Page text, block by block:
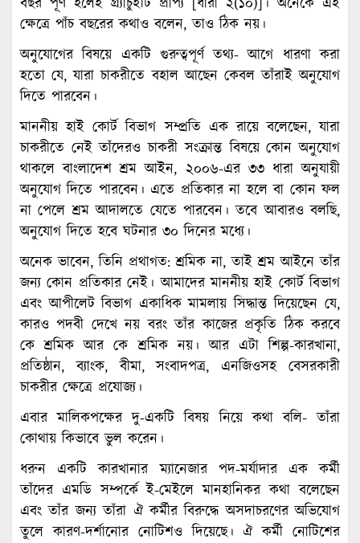
ক্ষেত্রে পাঁচ বছরের কথাও বলেন, তাও ঠিক নয়।
অনুযোগের বিষয়ে একটি গুরুত্বপূর্ণ তথ্য- আগে ধারণা করা
হতো যে, যারা চাকরীতে বহাল আছেন কেবল তাঁরাই অনুযোগ
দিতে পারবেন।
মাননীয় হাই কোর্ট বিভাগ সম্প্রতি এক রায়ে বলেছেন, যারা
চাকরীতে নেই তাঁদেরও চাকরী সংক্রান্ত বিষয়ে কোন অনুযোগ
থাকলে বাংলাদেশ শ্রম আইন, ২০০৬-এর ৩৩ ধারা অনুযায়ী
অনুযোগ দিতে পারবেন। এতে প্রতিকার না হলে বা কোন ফল
না পেলে শ্রম আদালতে যেতে পারবেন। তবে আবারও বলছি,
অনুযোগ দিতে হবে ঘটনার ৩০ দিনের মধ্যে।
অনেক ভাবেন, তিনি প্রথাগত: শ্রমিক না, তাই শ্রম আইনে তাঁর
জন্য কোন প্রতিকার নেই। আমাদের মাননীয় হাই কোর্ট বিভাগ
এবং আপীলেট বিভাগ একাধিক মামলায় সিদ্ধান্ত দিয়েছেন যে,
কারও পদবী দেখে নয় বরং তাঁর কাজের প্রকৃতি ঠিক করবে
কে শ্রমিক আর কে শ্রমিক নয়। আর এটা শিল্প-কারখানা,
প্রতিষ্ঠান, ব্যাংক, বীমা, সংবাদপত্র, এনজিওসহ বেসরকারী
চাকরীর ক্ষেত্রে প্রযোজ্য।
এবার মালিকপক্ষের দু-একটি বিষয় নিয়ে কথা বলি- তাঁরা
কোথায় কিভাবে ভুল করেন।
ধরুন একটি কারখানার ম্যানেজার পদ-মর্যাদার এক কর্মী
তাঁদের এমডি সম্পর্কে ই-মেইলে মানহানিকর কথা বলেছেন
এবং তাঁর জন্য তাঁরা ঐ কর্মীর বিরুদ্ধে অসদাচরণের অভিযোগ
তুলে কারণ-দর্শানোর নোটিশও দিয়েছে। ঐ কর্মী নোটিশের